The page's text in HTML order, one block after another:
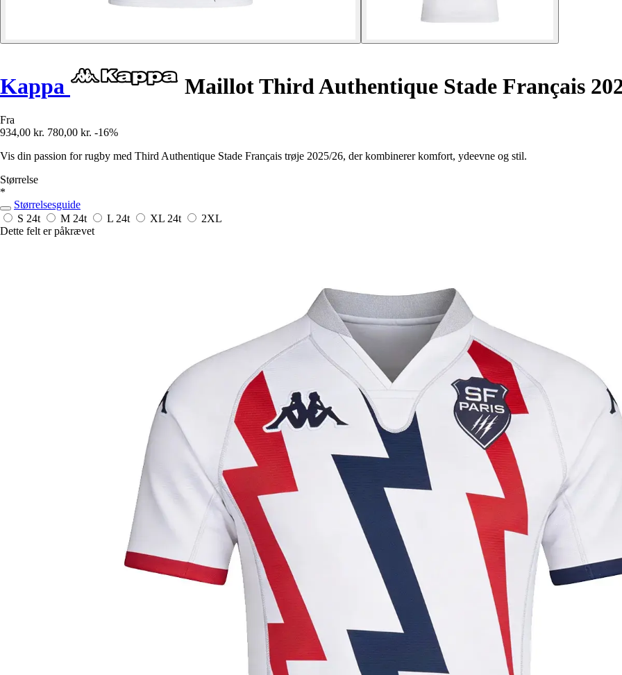
Kappa Maillot Third Authentique Stade Français
Fra
934,00 kr. 780,00 kr. -16%
Vis din passion for rugby med Third Authentique Stade Français trøje 2025/26, der kombinerer komfort, ydeevne og stil.
Størrelse
*
Størrelsesguide
S 24t M 24t L 24t XL 24t
2XL
Dette felt er påkrævet